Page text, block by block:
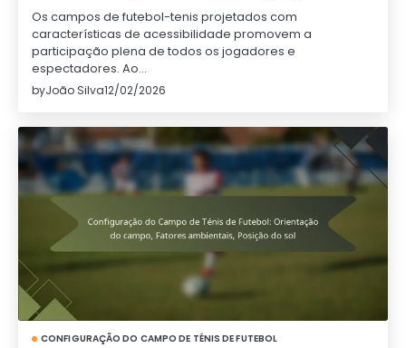
Os campos de futebol-tenis projetados com
características de acessibilidade promovem a
participação plena de todos os jogadores e
espectadores. Ao…
byJoão Silva12/02/2026
CONFIGURAÇÃO DO CAMPO DE TÉNIS DE FUTEBOL